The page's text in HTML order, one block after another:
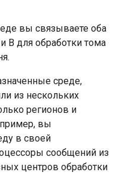
вы связываете оба
B для обработки тома
среде,
из нескольких
регионов и
вы
в своей
сообщений из
центров обработки